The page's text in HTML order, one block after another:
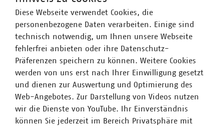
dessen Aus- und Umbau verantwortlich.
Thema
Kommunale Arbeitgeber
Diese Webseite verwendet Cookies, die
personenbezogene Daten verarbeiten. Einige sind
technisch notwendig, um Ihnen unsere Webseite
fehlerfrei anbieten oder ihre Datenschutz-
Präferenzen speichern zu können. Weitere Cookies
werden von uns erst nach Ihrer Einwilligung gesetzt
und dienen zur Auswertung und Optimierung des
Web-Angebotes. Zur Darstellung von Videos nutzen
wir die Dienste von YouTube. Ihr Einverständnis
können Sie jederzeit im Bereich Privatsphäre mit